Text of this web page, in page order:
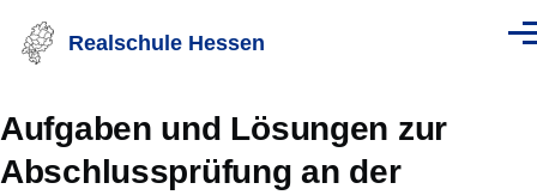
Realschule Hessen
Aufgaben und Lösungen zur
Abschlussprüfung an der